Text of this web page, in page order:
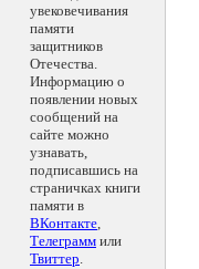
увековечивания
памяти
защитников
Отечества.
Информацию о
появлении новых
сообщений на
сайте можно
узнавать,
подписавшись на
страничках книги
памяти в
ВКонтакте,
Телеграмм или
Твиттер.